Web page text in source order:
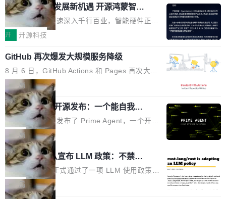
高了。全域营销服务商的竞争正在从规模转向深
度,案例厚度、全域覆盖、多线协同...
或造假。问题是，作为读者，如果你筛选出那些
看起来最令人兴奋的论文，那它们大部分都是过
度宣传的。」 这才是真正的痛点。不是所有论文
都有问题，是最吸引眼球的那批论文最有问题。
他引用的帖子来自 Mathew Shen，一位 ICLR 2
026 的读者：「看了篇 ...
的早期工程师之一，在 Grok 训练基础设施团队
工作过。近日他在 X 上发了一条帖子，列出了他
认为现代 AI 领域最重要的三个开源项目。 第一
理由很具体。FA 系列不需要解释，但 FA2 是他
认为最重要的一个——复杂度恰到好处，刚好能
驱动你去学 CuTe，但还没被那些"邪恶的" Hopp
er++ 优化所淹没，足够容易修改和适配。 更关
键的是 FA2 的持久性...
共商智能硬件发展新机遇 开源鸿蒙智能
硬件开发者日杭州站即将举行
随着万物智联加速深入千行百业，智能硬件正从
单点设备迈向智能化、网联化、协同化发展。作
鸿蒙通过统一技术底座和分布式能力，为不同类
型智能设备的开发、连接与互联提供关键支撑，
也为产业链企业探索产品创新与商业增长打开新
的空间。 8月14日，开源鸿蒙智能硬件开发者日
（OHDD：OpenHarmony Hardware Develope
r Day）将在杭州启航。活动面向智能硬件产业
链企业和开发者，邀请行业专家与资深技术顾
问，围绕开源鸿蒙技术能力、设备适配、芯片适
配、功耗与稳定性调优、兼容性测评及统一互联
等内容展开系统讲解和实战交流，帮助企业进一
步了解开源鸿蒙在智能...
开 开源科技
GitHub 再次爆发大规模服务降级
8 月 6 日，GitHub Actions 和 Pages 再次大规
模服务降级，Actions 完全不可用超过 5 小时，
webhook 停发，连自托管 runner 也因调度层故
障无法工作。Pages、Copilot code review、C
opilot coding agent 全部受影响。从检测到完全
恢复，大约 12 小时。 这是 2026 年 8 月的第六
起事故，其中四起与 AI/Copilot 服务相关。 Git
Hub 员工 kdaigle 在 HN 讨论中贴出了一组数
据：2025 年全年 10 亿次 commit。现在，每周
2.75 亿次，全年预计 140 亿次。GitHub...
局
Prime Agent 开源发布：一个能自我改
进的编程 Agent，ARC-AGI 3 超越人类
专家基线
Prime Intellect 发布了 Prime Agent，一个开源
的编程 Agent Harness，核心设计围绕两个抽
象：Recursive Language Model（RLM）和 C
ontinual Harness。在 ARC-AGI 3 基准测试
上，Prime Agent + Opus 5 的组合达到了 95.
5% RHAE Best@1，超过了 ARC 报告的人类专
家基线 95.4%。 不是又一个 coding agent 包装
局
Rust 项目团队宣布 LLM 政策：不禁
止，但你要承认哪些代码不是你写的
Rust 语言项目正式通过了一项 LLM 使用政策，
覆盖 rust-lang/rust 单一仓库的代码贡献。这不
是项目级别的官方立场，目前由五个团队采纳，
局